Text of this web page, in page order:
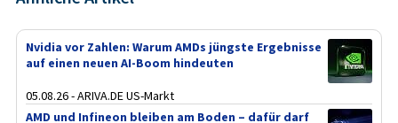
Nvidia vor Zahlen: Warum AMDs jüngste Ergebnisse
auf einen neuen AI-Boom hindeuten
05.08.26 - ARIVA.DE US-Markt
AMD und Infineon bleiben am Boden – dafür darf